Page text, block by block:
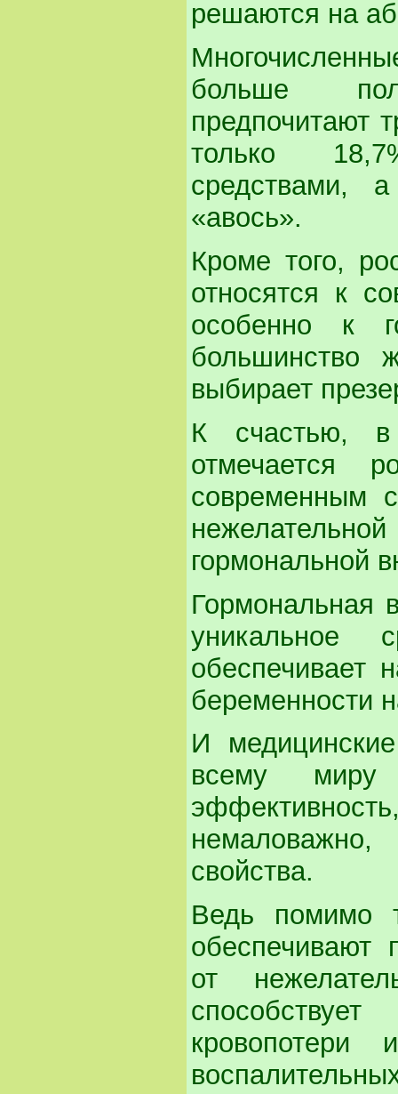
решаются на
больше
предпочитают
только
средствами,
«авось».
Кроме того,
относятся к
особенно к
большинство
выбирает
К счастью,
отмечается
современным
гормональной
Гормональная
уникальное
обеспечивает
беременности
И
всему
свойства.
Ведь помимо
обеспечивают
от
кровопотери